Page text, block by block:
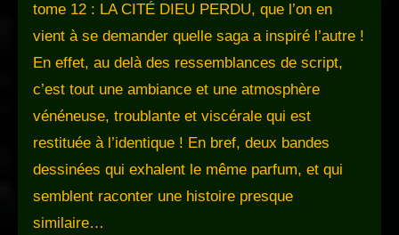
tome 12 : LA CITÉ DIEU PERDU, que l’on en
vient à se demander quelle saga a inspiré l’autre !
En effet, au delà des ressemblances de script,
c’est tout une ambiance et une atmosphère
vénéneuse, troublante et viscérale qui est
restituée à l’identique ! En bref, deux bandes
dessinées qui exhalent le même parfum, et qui
semblent raconter une histoire presque
similaire…